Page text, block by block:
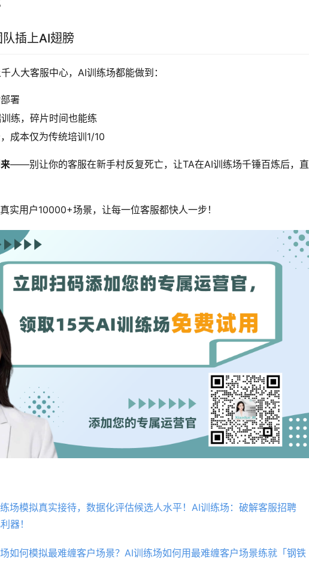
插上AI翅膀
人大客服中心，AI训练场都能做到：
署
练，碎片时间也能练
成本仅为传统培训1/10
——别让你的客服在新手村反复死亡，让TA在AI训练场千锤百炼后，直
实用户10000+场景，让每一位客服都快人一步！
场模拟真实接待，数据化评估候选人水平！AI训练场：破解客服招聘
器！
如何模拟最难缠客户场景？AI训练场如何用最难缠客户场景练就「钢铁